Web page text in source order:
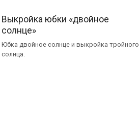
Выкройка юбки «двойное
солнце»
Юбка двойное солнце и выкройка тройного
солнца.